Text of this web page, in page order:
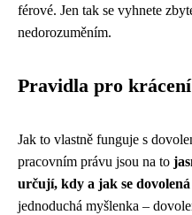
férové. Jen tak se vyhnete
nedorozuměním.
Pravidla pro
Jak to vlastně funguje s
pracovním právu jsou na to
určují, kdy a jak se
jednoduchá myšlenka –